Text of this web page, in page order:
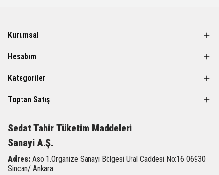
Kurumsal
Hesabım
Kategoriler
Toptan Satış
Sedat Tahir Tüketim Maddeleri
Sanayi A.Ş.
Adres: Aso 1.Organize Sanayi Bölgesi Ural Caddesi No:16 06930
Sincan/ Ankara